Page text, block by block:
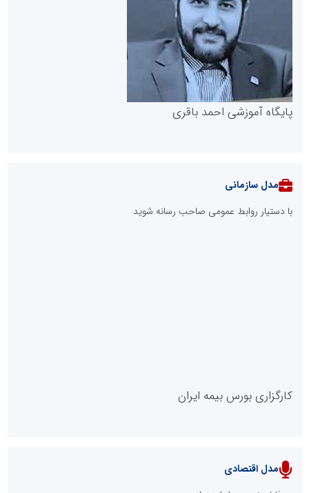
پایگاه آموزشی احمد باقری
پایگاه خبری نهضت ملی مسکن
مدل سازمانی
با دستیار روابط عمومی صاحب رسانه شوید
کارگزاری بورس بیمه ایران
مدل اقتصادی